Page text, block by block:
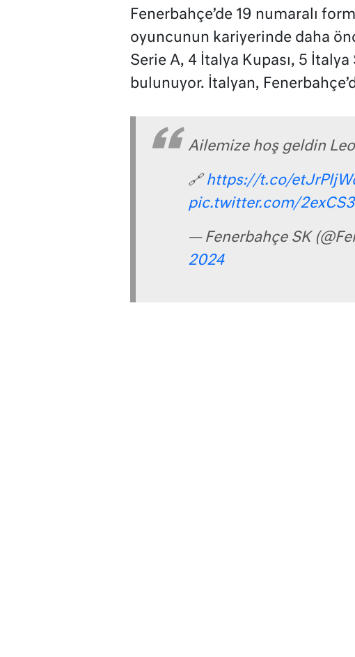
Fenerbahçe’de 19 numaralı
oyuncunun kariyerinde daha
Serie A, 4 İtalya Kupası, 5
bulunuyor. İtalyan,
Ailemize hoş geldin
🔗 https://t.co/
pic.twitter.com/
— Fenerbahçe SK
2024